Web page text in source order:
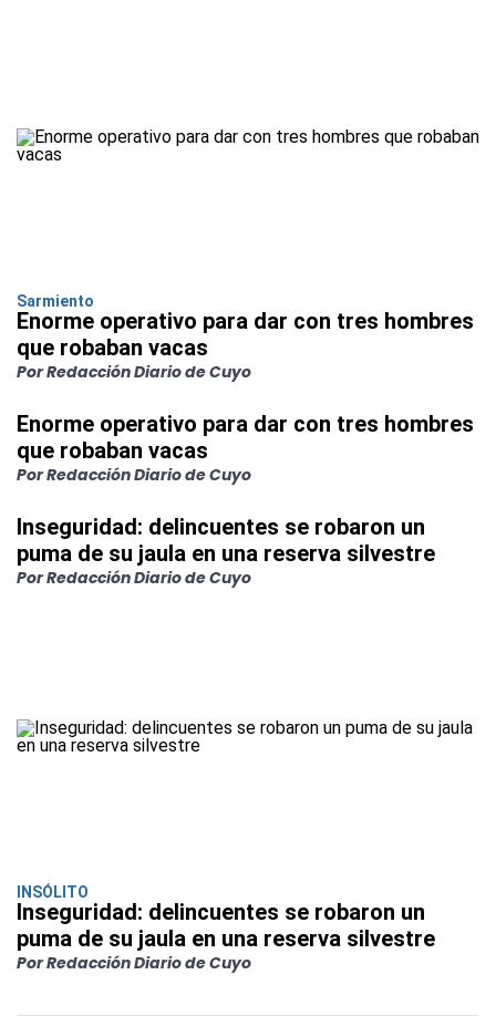
Sarmiento
Enorme operativo para dar con tres hombres
que robaban vacas
Por Redacción Diario de Cuyo
Enorme operativo para dar con tres hombres
que robaban vacas
Por Redacción Diario de Cuyo
Inseguridad: delincuentes se robaron un
puma de su jaula en una reserva silvestre
Por Redacción Diario de Cuyo
INSÓLITO
Inseguridad: delincuentes se robaron un
puma de su jaula en una reserva silvestre
Por Redacción Diario de Cuyo